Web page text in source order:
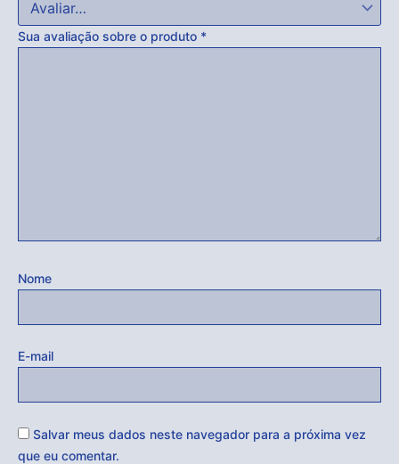
Sua avaliação sobre o produto *
Nome
E-mail
Salvar meus dados neste navegador para a próxima vez
que eu comentar.